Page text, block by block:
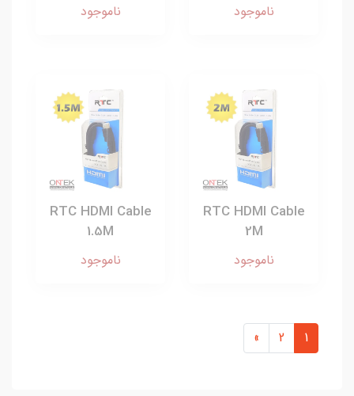
ناموجود ناموجود
RTC HDMI Cable
2M
ناموجود
RTC HDMI Cable
1.5M
ناموجود
1
2
»